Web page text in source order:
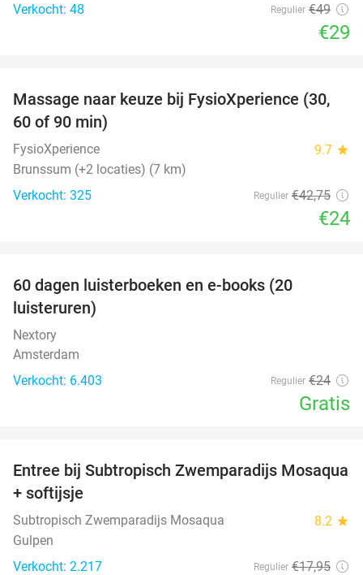
Verkocht: 48
Regulier €49
€29
44%
Massage naar keuze bij FysioXperience (30,
60 of 90 min)
FysioXperience 9.7 star
Brunssum (+2 locaties) (7 km)
Verkocht: 325
Regulier €42,75
€24
60 dagen luisterboeken en e-books (20
luisteruren)
Nextory
Amsterdam
Verkocht: 6.403
Regulier €24
Gratis
25%
Entree bij Subtropisch Zwemparadijs Mosaqua
+ softijsje
Subtropisch Zwemparadijs Mosaqua 8.2 star
Gulpen
Verkocht: 2.217
Regulier €17,95